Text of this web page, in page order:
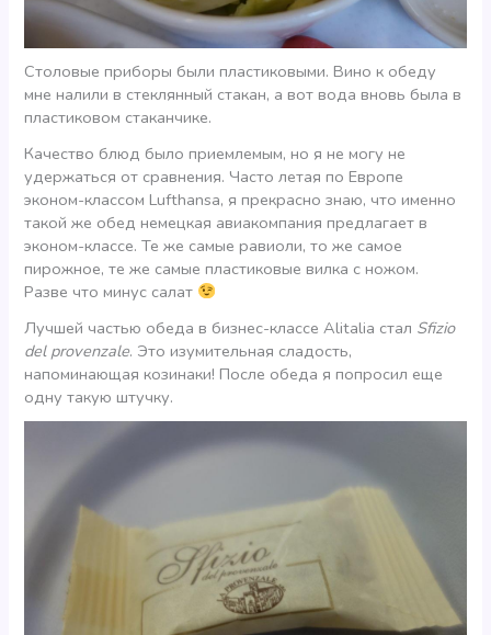
Столовые приборы были пластиковыми. Вино к обеду
мне налили в стеклянный стакан, а вот вода вновь была в
пластиковом стаканчике.
Качество блюд было приемлемым, но я не могу не
удержаться от сравнения. Часто летая по Европе
эконом-классом Lufthansa, я прекрасно знаю, что именно
такой же обед немецкая авиакомпания предлагает в
эконом-классе. Те же самые равиоли, то же самое
пирожное, те же самые пластиковые вилка с ножом.
Разве что минус салат
Лучшей частью обеда в бизнес-классе Alitalia стал Sfizio
del provenzale. Это изумительная сладость,
напоминающая козинаки! После обеда я попросил еще
одну такую штучку.